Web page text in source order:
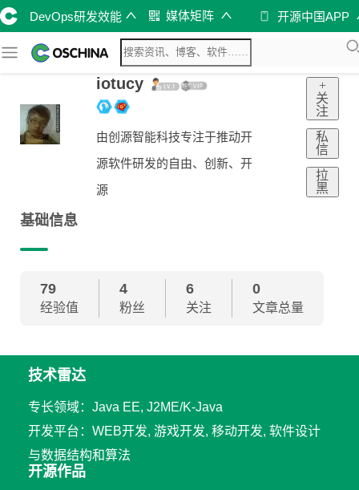
DevOps研发效能 媒体矩阵 开源中国APP
iotucy
由创源智能科技专注于推动开
源软件研发的自由、创新、开
源
+
关
注
私
信
拉
黑
基础信息
79
经验值
4
粉丝
6
关注
0
文章总量
技术雷达
专长领域：Java EE, J2ME/K-Java
开发平台：WEB开发, 游戏开发, 移动开发, 软件设计
与数据结构和算法
开源作品